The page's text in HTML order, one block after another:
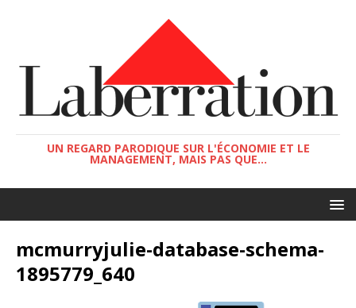
UN REGARD PARODIQUE SUR L'ÉCONOMIE ET LE
MANAGEMENT, MAIS PAS QUE...
mcmurryjulie-database-schema-
1895779_640